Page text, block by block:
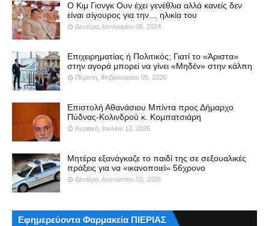
Ο Κιμ Γιονγκ Ουν έχει γενέθλια αλλά κανείς δεν
είναι σίγουρος για την… ηλικία του
Δευτέρα, Ιανουαρίου 08, 2024
Επιχειρηματίας ή Πολιτικός; Γιατί το «Άριστα»
στην αγορά μπορεί να γίνει «Μηδέν» στην κάλπη
Πέμπτη, Φεβρουαρίου 05, 2026
Επιστολή Αθανάσιου Μπίντα προς Δήμαρχο
Πύδνας-Κολινδρού κ. Κομπατσιάρη
Κυριακή, Ιουλίου 12, 2026
Μητέρα εξανάγκαζε το παιδί της σε σεξουαλικές
πράξεις για να «ικανοποιεί» 56χρονο
Δευτέρα, Αυγούστου 03, 2026
Εφημερεύοντα Φαρμακεία ΠΙΕΡΙΑΣ